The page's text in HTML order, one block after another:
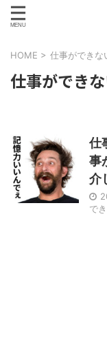
HOME > 仕事ができな
仕事ができ
仕
事
介
で